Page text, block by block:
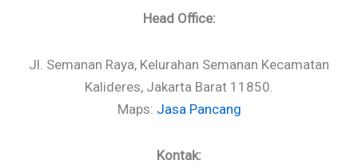
Head Office:
Jl. Semanan Raya, Kelurahan Semanan Kecamatan
Kalideres, Jakarta Barat 11850.
Maps: Jasa Pancang
Kontak: